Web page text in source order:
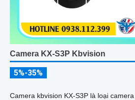
Camera KX-S3P Kbvision
5%-35%
Camera kbvision KX-S3P là loại